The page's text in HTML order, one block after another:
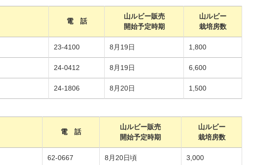
電 話
山ルビー販売
開始予定時期
山ルビー
栽培房数
23-4100 8月19日 1,800
24-0412 8月19日 6,600
24-1806 8月20日 1,500
電 話
山ルビー販売
開始予定時期
山ルビー
栽培房数
62-0667 8月20日頃 3,000